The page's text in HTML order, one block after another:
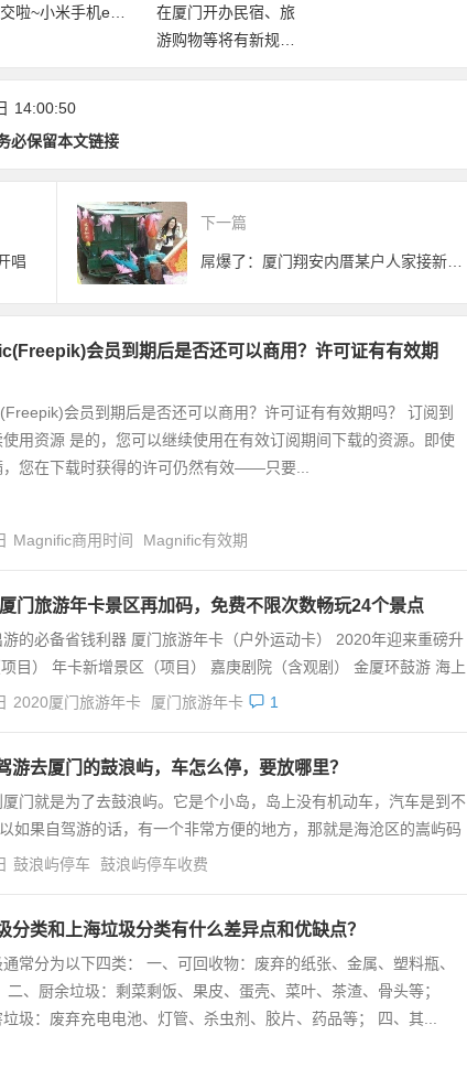
啦~小米手机e通
试！
在厦门开办民宿、旅
游购物等将有新规
范！《厦门经济特区
14:00:50
必保留本文链接
唱
下一篇
屌爆了：厦门翔安内厝某户人家接新娘的现场
会员到期后是否还可以商用？许可证有有效期
会员到期后是否还可以商用？许可证有有效期吗？ 订阅到
用资源 是的，您可以继续使用在有效订阅期间下载的资源。即使
，您在下载时获得的许可仍然有效——只要...
Magnific商用时间 Magnific有效期
门旅游年卡景区再加码，免费不限次数畅玩24个景点
游的必备省钱利器 厦门旅游年卡（户外运动卡） 2020年迎来重磅升
目） 年卡新增景区（项目） 嘉庚剧院（含观剧） 金厦环鼓游 海上
2020厦门旅游年卡 厦门旅游年卡 1
游去厦门的鼓浪屿，车怎么停，要放哪里？
门就是为了去鼓浪屿。它是个小岛，岛上没有机动车，汽车是到不
如果自驾游的话，有一个非常方便的地方，那就是海沧区的嵩屿码
鼓浪屿停车 鼓浪屿停车收费
分类和上海垃圾分类有什么差异点和优缺点？
常分为以下四类： 一、可回收物：废弃的纸张、金属、塑料瓶、
二、厨余垃圾：剩菜剩饭、果皮、蛋壳、菜叶、茶渣、骨头等；
圾：废弃充电电池、灯管、杀虫剂、胶片、药品等； 四、其...